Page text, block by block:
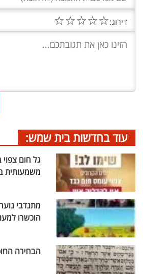
דירוג:☆
☆
☆
☆
☆
עוד בחדשות בית שמש:
גל חום צפוי
משמעותית
מתנדבי
הוכשרו
הבחירה